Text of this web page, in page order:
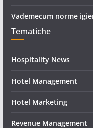
Vademecum norme
Tematiche
Hospitality News
Hotel Management
Hotel Marketing
Revenue Management